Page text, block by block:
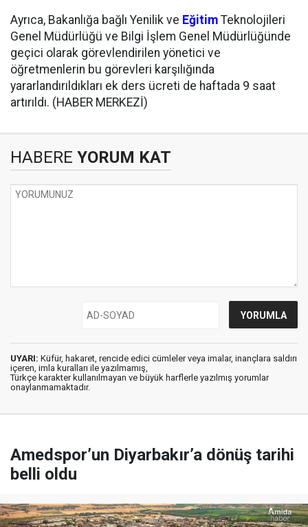
Ayrıca, Bakanlığa bağlı Yenilik ve Eğitim Teknolojileri
Genel Müdürlüğü ve Bilgi İşlem Genel Müdürlüğünde
geçici olarak görevlendirilen yönetici ve
öğretmenlerin bu görevleri karşılığında
yararlandırıldıkları ek ders ücreti de haftada 9 saat
artırıldı. (HABER MERKEZİ)
HABERE YORUM KAT
UYARI: Küfür, hakaret, rencide edici cümleler veya imalar, inançlara saldırı
içeren, imla kuralları ile yazılmamış,
Türkçe karakter kullanılmayan ve büyük harflerle yazılmış yorumlar
onaylanmamaktadır.
Amedspor’un Diyarbakır’a dönüş tarihi
belli oldu